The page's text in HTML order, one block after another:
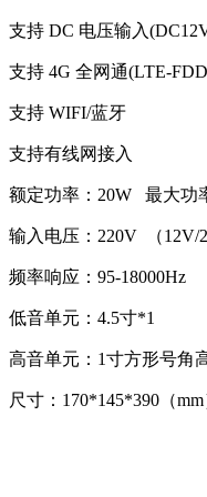
支持 DC 电压输入
支持 4G 全网通(LTE-
支持 WIFI/蓝牙
支持有线网接入
额定功率：20W 最大功
输入电压：220V （12V/
频率响应：95-18000Hz
低音单元：4.5寸*1
高音单元：1寸方形号角
尺寸：170*145*390（mm